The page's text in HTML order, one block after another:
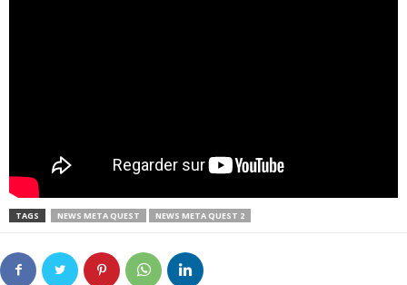
TAGS NEWS META QUEST NEWS META QUEST 2